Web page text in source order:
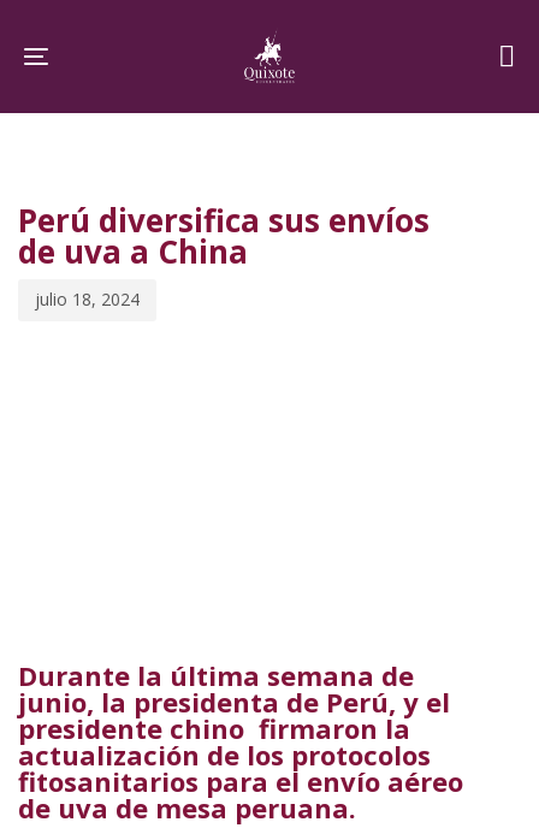
links
content
Toggle navigation
Perú diversifica sus envíos
de uva a China
julio 18, 2024
Durante la última semana de
junio, la presidenta de Perú, y el
presidente chino firmaron la
actualización de los protocolos
fitosanitarios para el envío aéreo
de uva de mesa peruana.